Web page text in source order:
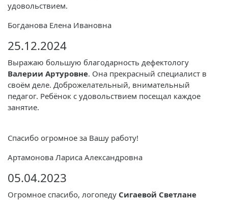
удовольствием.
Богданова Елена Ивановна
25.12.2024
Выражаю большую благодарность дефектологу
Валерии Артуровне. Она прекрасный специалист в
своём деле. Доброжелательный, внимательный
педагог. Ребёнок с удовольствием посещал каждое
занятие.
Спасибо огромное за Вашу работу!
Артамонова Лариса Александровна
05.04.2023
Огромное спасибо, логопеду Сигаевой Светлане